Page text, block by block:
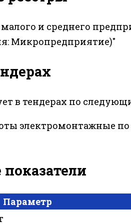
малого и среднего
Микропредприятие)"
в тендерах по
электромонтажные
Параметр